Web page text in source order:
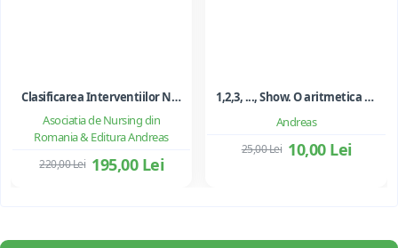
Asociatia de Nursing din
Romania & Editura Andreas
Clasificarea Interventiilor Nursing (NIC)
195,00 Lei
220,00 Lei
Andreas
1,2,3, ..., Show. O aritmetica emotionala, o poezie a matematicii - Ioan Dancila
10,00 Lei
25,00 Lei